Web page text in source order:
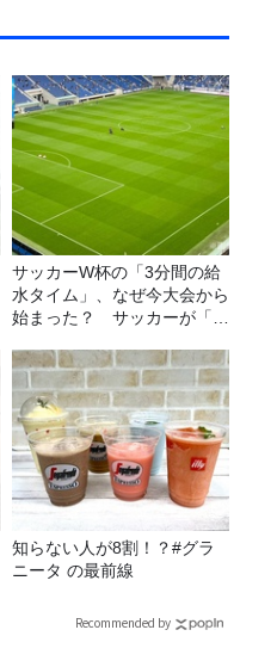
サッカーW杯の「3分間の給
水タイム」、なぜ今大会から
始まった？ サッカーが「お
知らない人が8割！？#グラ
ニータ の最前線
Recommended by